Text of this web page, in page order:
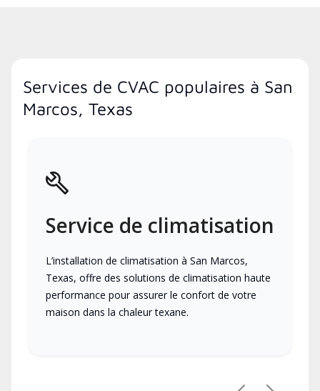
Services de CVAC populaires à San
Marcos, Texas
Service de climatisation
L’installation de climatisation à San Marcos,
Texas, offre des solutions de climatisation haute
performance pour assurer le confort de votre
maison dans la chaleur texane.